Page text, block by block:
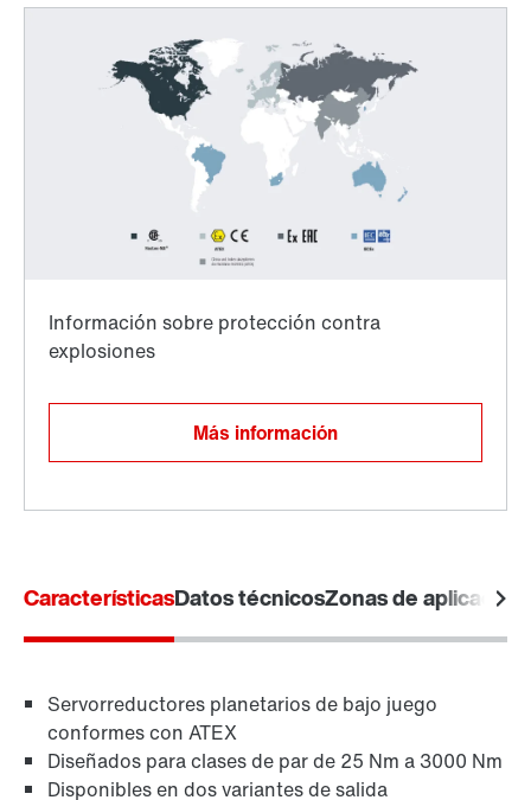
Directivas y normas mundiales
Protección de superficies y anticorrosión
Adaptadores
Más información
CaracterísticasDatos técnicosZonas de aplicación
Servorreductores planetarios de bajo juego
conformes con ATEX
Diseñados para clases de par de 25 Nm a 3000 Nm
Disponibles en dos variantes de salida